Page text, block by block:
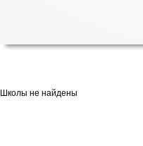
Школы не найдены